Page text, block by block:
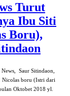
Turut
Ibu Siti
Boru),
News, Saur Sitindaon,
boru (Istri dari
Oktobet 2018 yl.